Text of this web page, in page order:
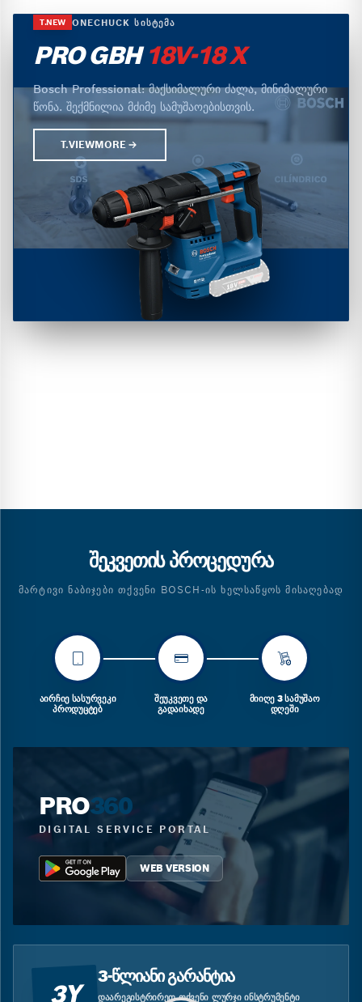
T.NEW ONECHUCK ᲡᲘᲡᲢᲔᲛᲐ
PRO GBH18V-18 X
Bosch Professional: მაქსიმალური ძალა, მინიმალური
წონა. შექმნილია მძიმე სამუშაოებისთვის.
T.VIEWMORE
ᲨᲔᲙᲕᲔᲗᲘᲡ ᲞᲠᲝᲪᲔᲓᲣᲠᲐ
ᲛᲐᲠᲢᲘᲕᲘ ᲜᲐᲑᲘᲯᲔᲑᲘ ᲗᲥᲕᲔᲜᲘ BOSCH-ᲘᲡ ᲮᲔᲚᲡᲐᲬᲧᲝᲡ ᲛᲘᲡᲐᲦᲔᲑᲐᲓ
ᲐᲘᲠᲩᲘᲔ ᲡᲐᲡᲣᲠᲕᲔᲙᲘ
ᲞᲠᲝᲓᲣᲪᲢᲔᲑ
ᲨᲔᲣᲙᲕᲔᲗᲔ ᲓᲐ
ᲒᲐᲓᲐᲘᲮᲐᲓᲔ
ᲛᲘᲘᲦᲔ 3 ᲡᲐᲛᲣᲨᲐᲝ
ᲓᲦᲔᲨᲘ
PRO360
DIGITAL SERVICE PORTAL
WEB VERSION
3Y
3-ᲬᲚᲘᲐᲜᲘ ᲒᲐᲠᲐᲜᲢᲘᲐ
ᲓᲐᲐᲠᲔᲒᲘᲡᲢᲠᲘᲠᲔᲗ ᲗᲥᲕᲔᲜᲘ ᲚᲣᲠᲯᲘ ᲘᲜᲡᲢᲠᲣᲛᲔᲜᲢᲘ